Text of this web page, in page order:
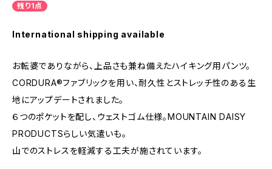
残り1点
International shipping available
お転婆でありながら、上品さも兼ね備えたハイキング用パンツ。
CORDURA®ファブリックを用い、耐久性とストレッチ性のある生
地にアップデートされました。
６つのポケットを配し、ウェストゴム仕様。MOUNTAIN DAISY
PRODUCTSらしい気遣いも。
山でのストレスを軽減する工夫が施されています。